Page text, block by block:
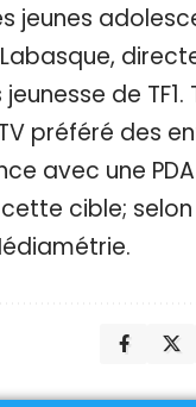
jeunes
de TF1.
préféré des
avec une
cette cible;